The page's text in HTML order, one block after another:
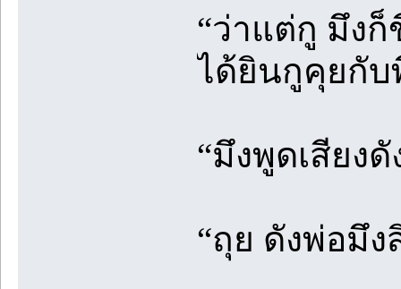
“ว่าแต่กู มึง
ได้ยินกูคุยกับ
“มึงพูดเสียงดั
“ถุย ดังพ่อมึง